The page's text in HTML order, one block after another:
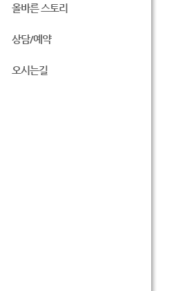
올바른 스토리
상담/예약
오시는길